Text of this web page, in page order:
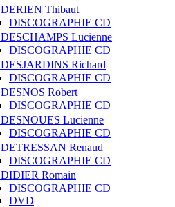
DERIEN Thibaut
DISCOGRAPHIE CD
DESCHAMPS Lucienne
DISCOGRAPHIE CD
DESJARDINS Richard
DISCOGRAPHIE CD
DESNOS Robert
DISCOGRAPHIE CD
DESNOUES Lucienne
DISCOGRAPHIE CD
DETRESSAN Renaud
DISCOGRAPHIE CD
DIDIER Romain
DISCOGRAPHIE CD
DVD